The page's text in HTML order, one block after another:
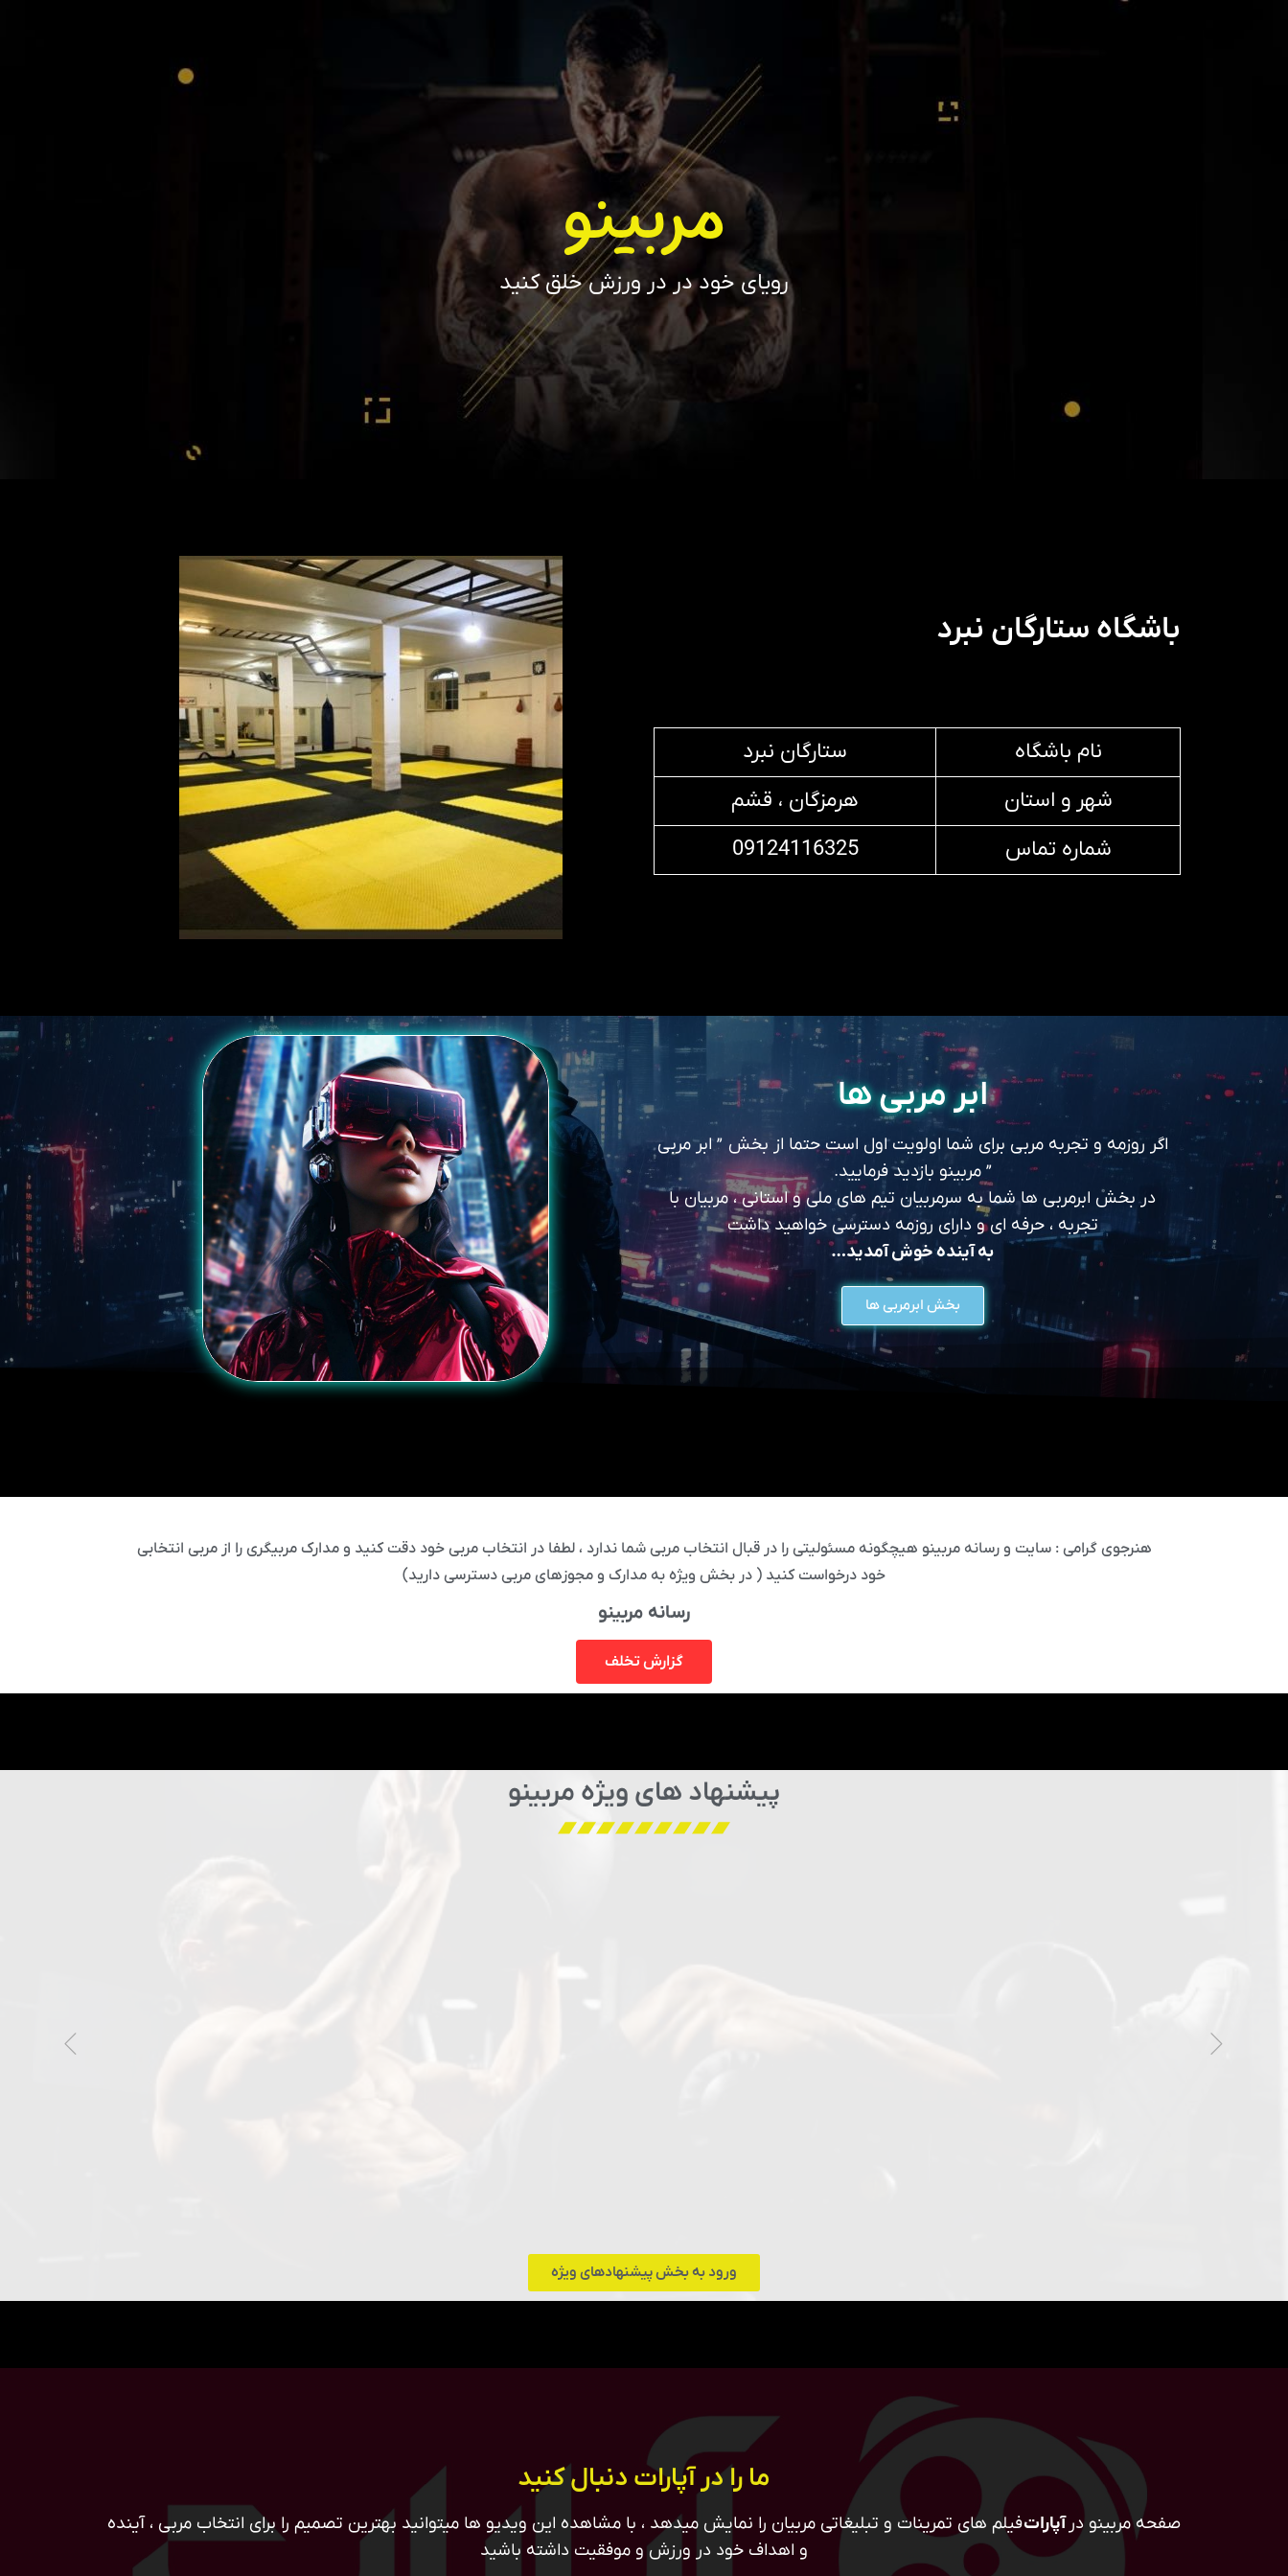
مربینو
رویای خود در در ورزش خلق کنید
باشگاه ستارگان نبرد
نام باشگاه
ستارگان نبرد
شهر و استان
هرمزگان ، قشم
شماره تماس
09124116325
ابر مربی ها
اگر روزمه و تجربه مربی برای شما اولویت اول است حتما از بخش ” ابر مربی
” مربینو بازدید فرمایید.
در بخش ابرمربی ها شما به سرمربیان تیم های ملی و استانی ، مربیان با
تجربه ، حرفه ای و دارای روزمه دسترسی خواهید داشت
به آینده خوش آمدید…
بخش ابرمربی ها
هنرجوی گرامی : سایت و رسانه مربینو هیچگونه مسئولیتی را در قبال انتخاب مربی شما ندارد ، لطفا در انتخاب مربی خود دقت کنید و مدارک مربیگری را از مربی انتخابی
خود درخواست کنید ( در بخش ویژه به مدارک و مجوزهای مربی دسترسی دارید)
رسانه مربینو
گزارش تخلف
پیشنهاد های ویژه مربینو
ورود به بخش پیشنهادهای ویژه
ما را در آپارات دنبال کنید
صفحه مربینو در آپاراتفیلم های تمرینات و تبلیغاتی مربیان را نمایش میدهد ، با مشاهده این ویدیو ها میتوانید بهترین تصمیم را برای انتخاب مربی ، آینده
و اهداف خود در ورزش و موفقیت داشته باشید